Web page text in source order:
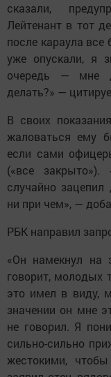
сказали,
Лейтенант в тот
после караула
уже опускали, я
очередь — мне
делать?» —
В своих
жаловаться ему
если сами
(«все
случайно
ни при чем», —
РБК направил
«Он намекнул на
говорит, молодых
это имел в виду,
значении он мне
не говорил. Я
сильно-сильно
жестокими,